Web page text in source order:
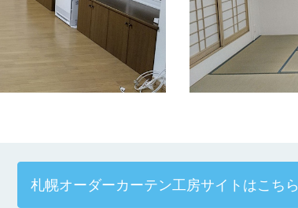
札幌オーダーカーテン工房サイトはこちら